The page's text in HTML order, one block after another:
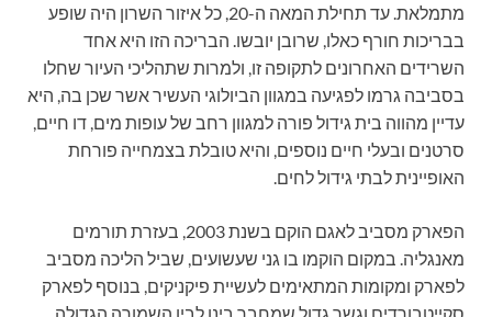
מתמלאת. עד תחילת המאה ה-20, כל איזור השרון היה שופע
בבריכות חורף כאלו, שרובן יובשו. הבריכה הזו היא אחד
השרידים האחרונים לתקופה זו, ולמרות שתהליכי העיור שחלו
בסביבה גרמו לפגיעה במגוון הביולוגי העשיר אשר שכן בה, היא
עדיין מהווה בית גידול פורה למגוון רחב של עופות מים, דו חיים,
סרטנים ובעלי חיים נוספים, והיא טובלת בצמחייה פורחת
האופיינית לבתי גידול לחים.
הפארק מסביב לאגם הוקם בשנת 2003, בעזרת תורמים
מאנגליה. במקום הוקמו בו גני שעשועים, שביל הליכה מסביב
לפארק ומקומות המתאימים לעשיית פיקניקים, בנוסף לפארק